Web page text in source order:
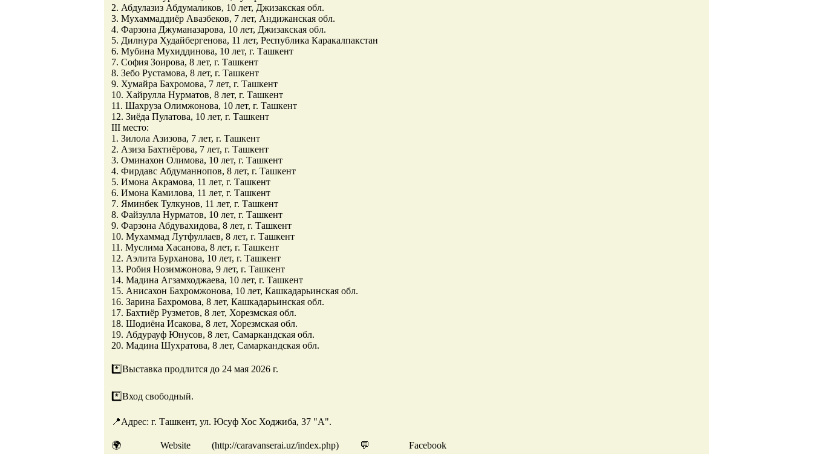
2. Абдулазиз Абдумаликов, 10 лет, Джизакская обл.
3. Мухаммаддиёр Авазбеков, 7 лет, Андижанская обл.
4. Фарзона Джуманазарова, 10 лет, Джизакская обл.
5. Дилнура Худайбергенова, 11 лет, Республика Каракалпакстан
6. Мубина Мухиддинова, 10 лет, г. Ташкент
7. София Зоирова, 8 лет, г. Ташкент
8. Зебо Рустамова, 8 лет, г. Ташкент
9. Хумайра Бахромова, 7 лет, г. Ташкент
10. Хайрулла Нурматов, 8 лет, г. Ташкент
11. Шахруза Олимжонова, 10 лет, г. Ташкент
12. Зиёда Пулатова, 10 лет, г. Ташкент
III место:
1. Зилола Азизова, 7 лет, г. Ташкент
2. Азиза Бахтиёрова, 7 лет, г. Ташкент
3. Оминахон Олимова, 10 лет, г. Ташкент
4. Фирдавс Абдуманнопов, 8 лет, г. Ташкент
5. Имона Акрамова, 11 лет, г. Ташкент
6. Имона Камилова, 11 лет, г. Ташкент
7. Яминбек Тулкунов, 11 лет, г. Ташкент
8. Файзулла Нурматов, 10 лет, г. Ташкент
9. Фарзона Абдувахидова, 8 лет, г. Ташкент
10. Мухаммад Лутфуллаев, 8 лет, г. Ташкент
11. Муслима Хасанова, 8 лет, г. Ташкент
12. Аэлита Бурханова, 10 лет, г. Ташкент
13. Робия Нозимжонова, 9 лет, г. Ташкент
14. Мадина Агзамходжаева, 10 лет, г. Ташкент
15. Анисахон Бахромжонова, 10 лет, Кашкадарьинская обл.
16. Зарина Бахромова, 8 лет, Кашкадарьинская обл.
17. Бахтиёр Рузметов, 8 лет, Хорезмская обл.
18. Шодиёна Исакова, 8 лет, Хорезмская обл.
19. Абдурауф Юнусов, 8 лет, Самаркандская обл.
20. Мадина Шухратова, 8 лет, Самаркандская обл.
*️⃣Выставка продлится до 24 мая 2026 г.
*️⃣Вход свободный.
📍Адрес: г. Ташкент, ул. Юсуф Хос Ходжиба, 37 "А".
🌍 Website (http://caravanserai.uz/index.php) 💬 Facebook